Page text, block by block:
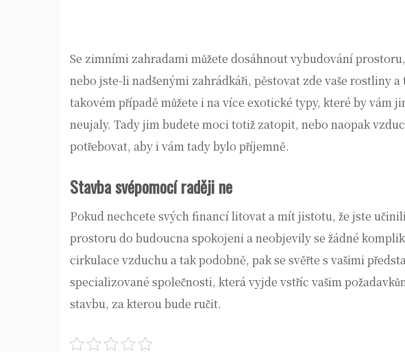
Se zimními zahradamimůžete dosáhnout vybudování
nebo jste-li nadšenými zahrádkáři, pěstovat zde vaše rostliny
takovém případě můžete i na více exotické typy, které by vám
neujaly. Tady jim budete moci totiž zatopit, nebo naopak
potřebovat, aby i vám tady bylo příjemně.
Stavba svépomocí raději ne
Pokud nechcete svých financí litovat a mít jistotu, že jste
prostoru do budoucna spokojeni a neobjevily se žádné
cirkulace vzduchu a tak podobně, pak se svěřte s vašimi
specializované společnosti, která vyjde vstříc vašim
stavbu, za kterou bude ručit.